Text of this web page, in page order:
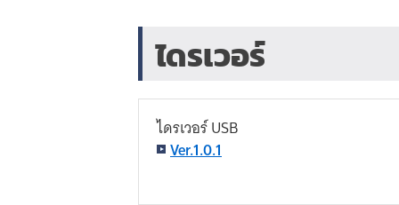
ไดรเวอร์
ไดรเวอร์ USB
Ver.1.0.1